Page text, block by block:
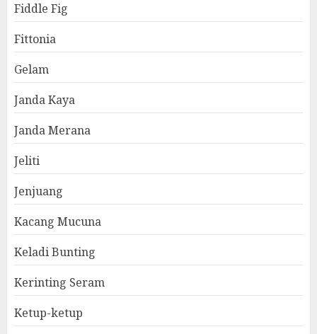
Fiddle Fig
Fittonia
Gelam
Janda Kaya
Janda Merana
Jeliti
Jenjuang
Kacang Mucuna
Keladi Bunting
Kerinting Seram
Ketup-ketup